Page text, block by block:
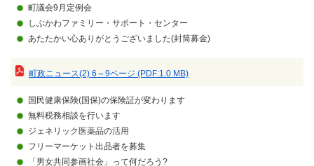
町議会9月定例会
しぶかわファミリー・サポート・センター
あたたかい心ありがとうございました(封筒募金)
町政ニュース(2) 6～9ページ (PDF:1.0 MB)
国民健康保険(国保)の保険証が変わります
無料税務相談を行います
ジェネリック医薬品の活用
フリーマーケット出品者を募集
「男女共同参画社会」って何だろう?